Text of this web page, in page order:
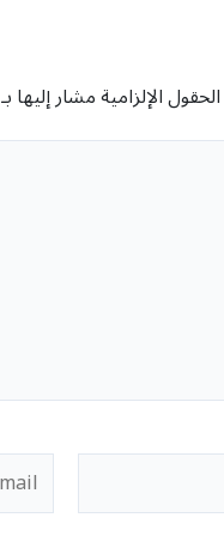
الحقول الإلزامية مشار إليها بـ
Email*